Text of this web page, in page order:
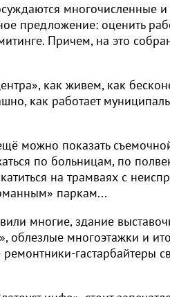
предложение: оценить
Причем, на это
как живем, как
как работает
можно показать
по больницам, по
на трамваях с
паркам...
многие, здание
облезлые многоэтажки и
гастарбайтеры